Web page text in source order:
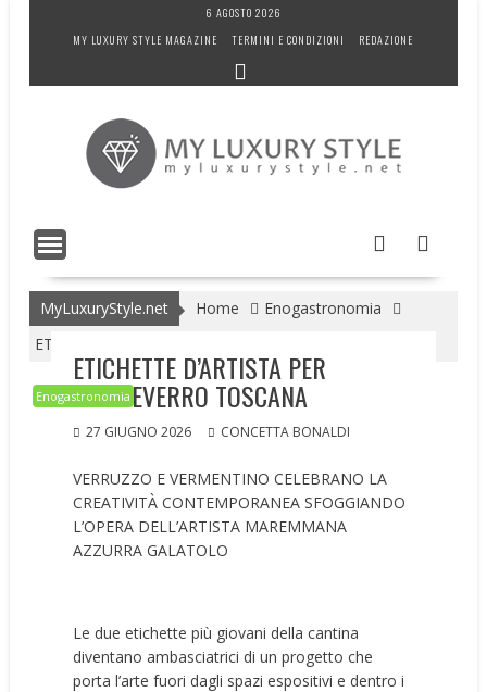
6 AGOSTO 2026
MY LUXURY STYLE MAGAZINE
TERMINI E CONDIZIONI REDAZIONE
MyLuxuryStyle.net Home
Enogastronomia
ETICHETTE D’ARTISTA PER MONTEVERRO TOSCANA
Enogastronomia
ETICHETTE D’ARTISTA PER
MONTEVERRO TOSCANA
27 GIUGNO 2026 CONCETTA BONALDI
VERRUZZO E VERMENTINO CELEBRANO LA
CREATIVITÀ CONTEMPORANEA SFOGGIANDO
L’OPERA DELL’ARTISTA MAREMMANA
AZZURRA GALATOLO
Le due etichette più giovani della cantina
diventano ambasciatrici di un progetto che
porta l’arte fuori dagli spazi espositivi e dentro i